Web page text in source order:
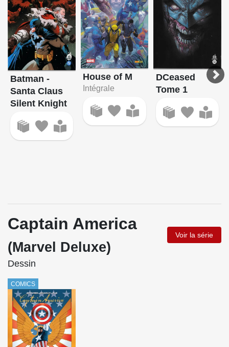
Batman -
Santa Claus
Silent Knight
House of M
Intégrale
DCeased
Tome 1
Captain America
(Marvel Deluxe)
Voir la série
Dessin
COMICS